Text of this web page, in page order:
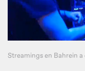
Streamings en Bahrein a